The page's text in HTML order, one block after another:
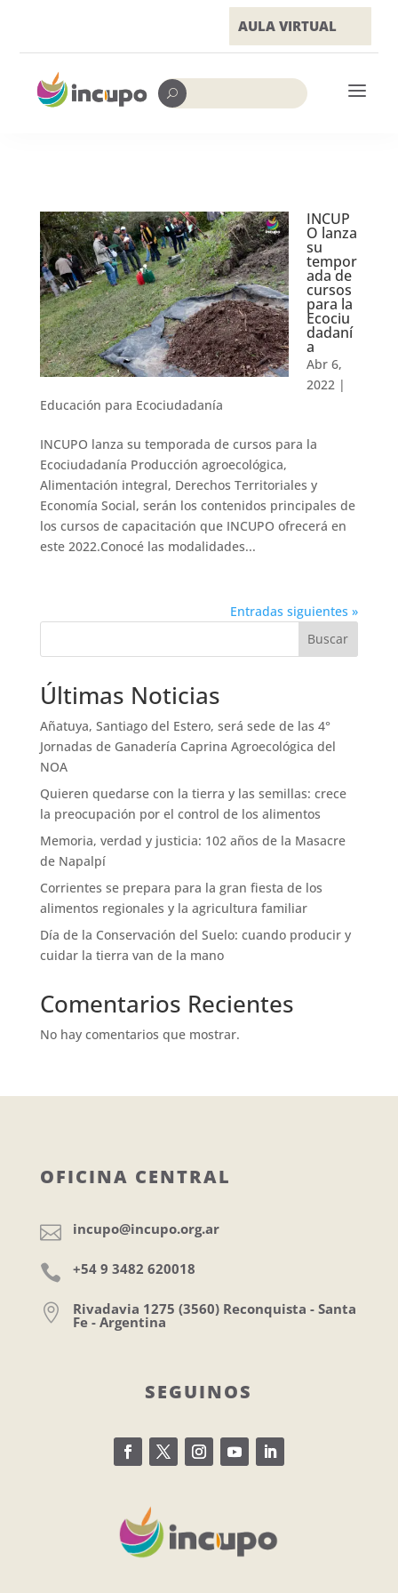
AULA VIRTUAL
U a
INCUP
O lanza
su
tempor
ada de
cursos
para la
Ecociu
dadaní
a
Abr 6,
2022 |
Educación para Ecociudadanía
INCUPO lanza su temporada de cursos para la
Ecociudadanía Producción agroecológica,
Alimentación integral, Derechos Territoriales y
Economía Social, serán los contenidos principales de
los cursos de capacitación que INCUPO ofrecerá en
este 2022.Conocé las modalidades...
Entradas siguientes »
Buscar
Últimas Noticias
Añatuya, Santiago del Estero, será sede de las 4°
Jornadas de Ganadería Caprina Agroecológica del
NOA
Quieren quedarse con la tierra y las semillas: crece
la preocupación por el control de los alimentos
Memoria, verdad y justicia: 102 años de la Masacre
de Napalpí
Corrientes se prepara para la gran fiesta de los
alimentos regionales y la agricultura familiar
Día de la Conservación del Suelo: cuando producir y
cuidar la tierra van de la mano
Comentarios Recientes
No hay comentarios que mostrar.
OFICINA CENTRAL
 incupo@incupo.org.ar
 +54 9 3482 620018
 Rivadavia 1275 (3560) Reconquista - Santa
Fe - Argentina
SEGUINOS